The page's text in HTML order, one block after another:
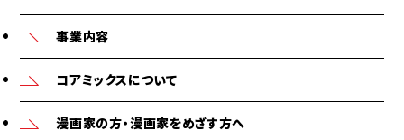
事業内容
コアミックスについて
漫画家の方・漫画家をめざす方へ